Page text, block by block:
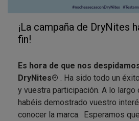
¡La campaña de DryNites
fin!
Es hora de que nos
DryNites®
. Ha sido todo un
y vuestra participación. A lo
habéis demostrado vuestro
conocer la marca. Esperamos